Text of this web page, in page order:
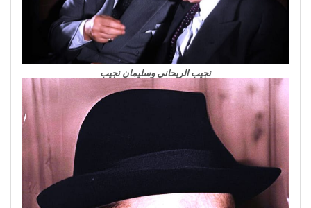
نجيب الريحاني وسليمان نجيب